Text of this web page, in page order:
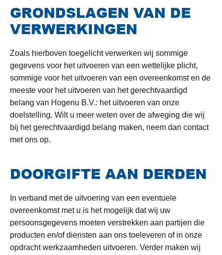
GRONDSLAGEN VAN DE
VERWERKINGEN
Zoals hierboven toegelicht verwerken wij sommige
gegevens voor het uitvoeren van een wettelijke plicht,
sommige voor het uitvoeren van een overeenkomst en de
meeste voor het uitvoeren van het gerechtvaardigd
belang van Hogenu B.V.: het uitvoeren van onze
doelstelling. Wilt u meer weten over de afweging die wij
bij het gerechtvaardigd belang maken, neem dan contact
met ons op.
DOORGIFTE AAN DERDEN
In verband met de uitvoering van een eventuele
overeenkomst met u is het mogelijk dat wij uw
persoonsgegevens moeten verstrekken aan partijen die
producten en/of diensten aan ons toeleveren of in onze
opdracht werkzaamheden uitvoeren. Verder maken wij